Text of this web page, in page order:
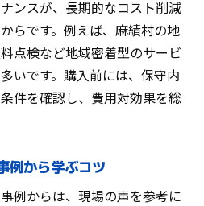
費を見直す具体的な手法
費用対効果を最大化する
削減に効くキャンペーン活
レンドと麻績村での流れ
新製品や話題の機能に注目
ンスが、長期的なコスト削減
らです。例えば、麻績村の地
点検など地域密着型のサービ
いです。購入前には、保守内
件を確認し、費用対効果を総
例から学ぶコツ
例からは、現場の声を参考に